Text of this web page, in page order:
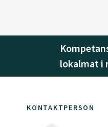
lokalmat i
KONTAKTPERSON